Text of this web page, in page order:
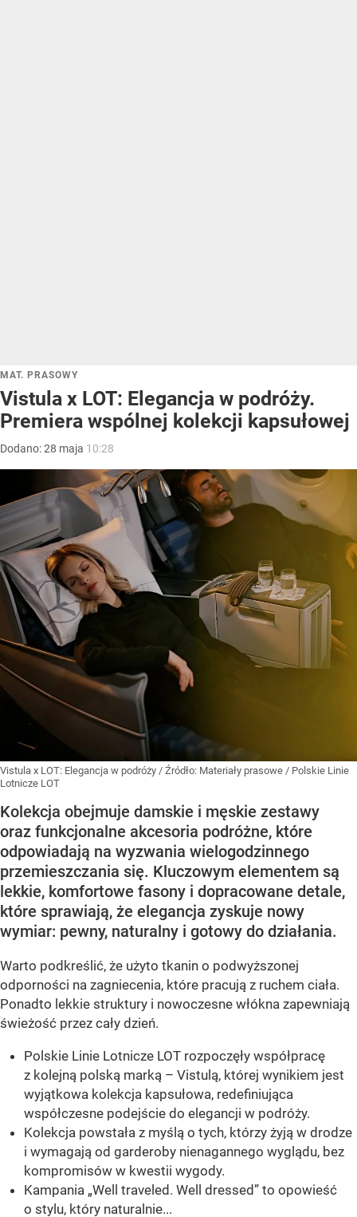
MAT. PRASOWY
Vistula x LOT: Elegancja w podróży.
Premiera wspólnej kolekcji kapsułowej
Dodano:28 maja 10:28
Vistula x LOT: Elegancja w podróży / Źródło: Materiały prasowe / Polskie Linie
Lotnicze LOT
Kolekcja obejmuje damskie i męskie zestawy
oraz funkcjonalne akcesoria podróżne, które
odpowiadają na wyzwania wielogodzinnego
przemieszczania się. Kluczowym elementem są
lekkie, komfortowe fasony i dopracowane detale,
które sprawiają, że elegancja zyskuje nowy
wymiar: pewny, naturalny i gotowy do działania.
Warto podkreślić, że użyto tkanin o podwyższonej
odporności na zagniecenia, które pracują z ruchem ciała.
Ponadto lekkie struktury i nowoczesne włókna zapewniają
świeżość przez cały dzień.
Polskie Linie Lotnicze LOT rozpoczęły współpracę
z kolejną polską marką – Vistulą, której wynikiem jest
wyjątkowa kolekcja kapsułowa, redefiniująca
współczesne podejście do elegancji w podróży.
Kolekcja powstała z myślą o tych, którzy żyją w drodze
i wymagają od garderoby nienagannego wyglądu, bez
kompromisów w kwestii wygody.
Kampania „Well traveled. Well dressed” to opowieść
o stylu, który naturalnie...